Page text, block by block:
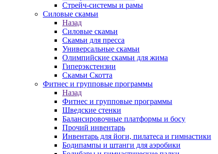
Стрейч-системы и рамы
Силовые скамьи
Назад
Силовые скамьи
Скамьи для пресса
Универсальные скамьи
Олимпийские скамьи для жима
Гиперэкстензии
Скамьи Скотта
Фитнес и групповые программы
Назад
Фитнес и групповые программы
Шведские стенки
Балансировочные платформы и босу
Прочий инвентарь
Инвентарь для йоги, пилатеса и гимнастики
Бодипампы и штанги для аэробики